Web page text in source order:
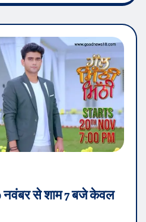
नवंबर से शाम 7 बजे केवल
चोपड़ा, चंडीगढ़ : मनोरंजन